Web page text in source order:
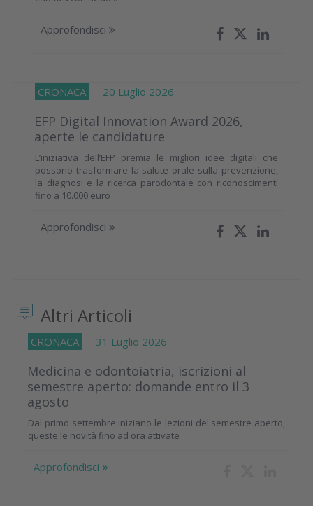
Approfondisci
CRONACA 20 Luglio 2026
EFP Digital Innovation Award 2026,
aperte le candidature
L’iniziativa dell’EFP premia le migliori idee digitali che
possono trasformare la salute orale sulla prevenzione,
la diagnosi e la ricerca parodontale con riconoscimenti
fino a 10.000 euro
Approfondisci
Altri Articoli
CRONACA 31 Luglio 2026
Medicina e odontoiatria, iscrizioni al
semestre aperto: domande entro il 3
agosto
Dal primo settembre iniziano le lezioni del semestre aperto,
queste le novità fino ad ora attivate
Approfondisci